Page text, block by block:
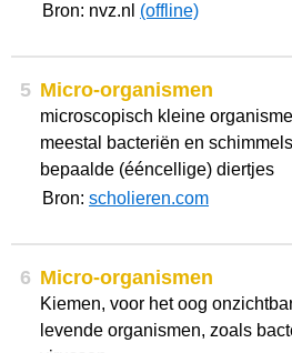
Bron: nvz.nl (offline)
5 Micro-organismen
microscopisch kleine
meestal bacteriën en
bepaalde (ééncellige) diertjes
Bron: scholieren.com
6 Micro-organismen
Kiemen, voor het oog
levende organismen, zoals